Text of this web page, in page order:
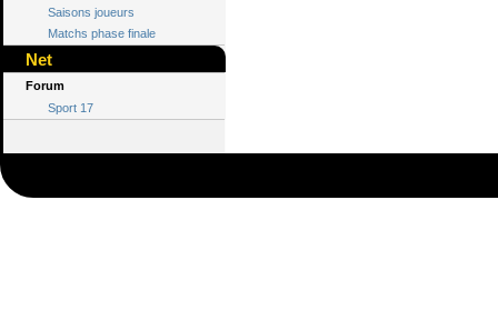
Saisons joueurs
Matchs phase finale
Net
Forum
Sport 17